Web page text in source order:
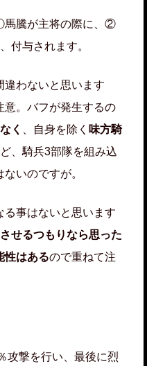
騰が主将の際に、②
付与されます。
わないと思います
意。バフが発生するの
く 、自身を除く 味方騎
、騎兵3部隊を組み込
いのですが。
事はないと思います
せるつもりなら思った
性はあるので重ねて注
攻撃を行い、最後に烈